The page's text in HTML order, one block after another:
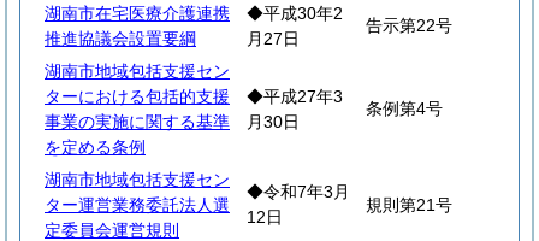
湖南市在宅医療介護連携
推進協議会設置要綱
◆平成30年2
月27日
告示第22号
湖南市地域包括支援セン
ターにおける包括的支援
事業の実施に関する基準
を定める条例
◆平成27年3
月30日
条例第4号
湖南市地域包括支援セン
ター運営業務委託法人選
定委員会運営規則
◆令和7年3月
12日
規則第21号